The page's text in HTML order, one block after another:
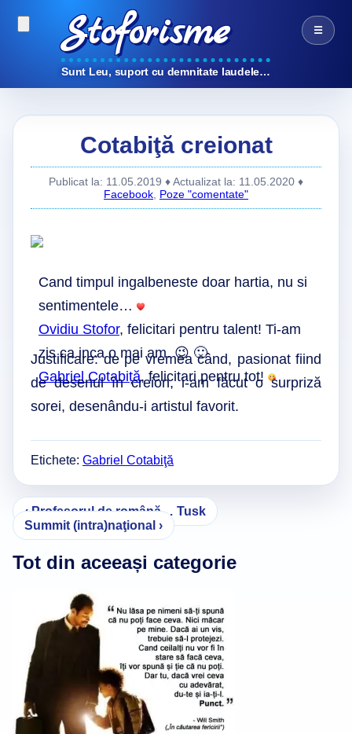
Stoforisme
Sunt Leu, suport cu demnitate laudele…
☰
Cotabiţă creionat
Publicat la: 11.05.2019 ♦ Actualizat la: 11.05.2020 ♦
Facebook Poze "comentate"
Cand timpul ingalbeneste doar hartia, nu si
sentimentele…
Ovidiu Stofor, felicitari pentru talent! Ti-am
zis ca inca o mai am.😉 🙂
Gabriel Cotabiță, felicitari pentru tot!
Justificare: de pe vremea când, pasionat fiind
de desenul în creion, i-am făcut o surpriză
sorei, desenându-i artistul favorit.
Etichete: Gabriel Cotabiţă
Navigare
în
articole
‹ Profesorul de română… Tusk
Summit (intra)naţional ›
Tot din aceeași categorie